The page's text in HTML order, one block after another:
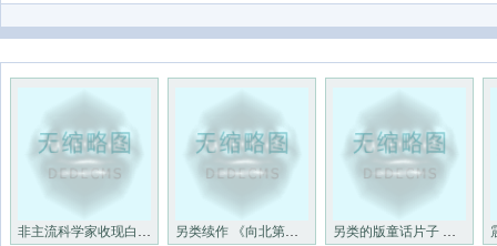
非主流科学家收现白矮星四周可 另类续作 《向北第章》最新截 另类的版童话片子 《沉睡魔咒